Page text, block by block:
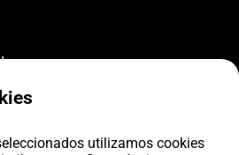
utilizamos cookies